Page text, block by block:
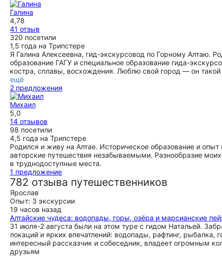
Галина
4,78
41 отзыв
320 посетили
1,5 года на Трипстере
Я Галина Алексеевна, гид-экскурсовод по Горному Алтаю.
образование ГАГУ и специальное образование гида-
костра, сплавы, восхождения. Люблю свой город — он
ещё
2 предложения
Михаил
5,0
14 отзывов
98 посетили
4,5 года на Трипстере
Родился и живу на Алтае. Историческое образование и
авторские путешествия незабываемыми. Разнообразие
в труднодоступные места.
1 предложение
782 отзыва путешественников
Ярослав
Опыт: 3 экскурсии
19 часов назад
Алтайские чудеса: водопады, горы, озёра и марсианские
31 июля-2 августа были на этом туре с гидом Натальей.
локаций и ярких впечатлений: водопады, рафтинг, рыбалка,
интересный рассказчик и собеседник, владеет огромным
друзьям